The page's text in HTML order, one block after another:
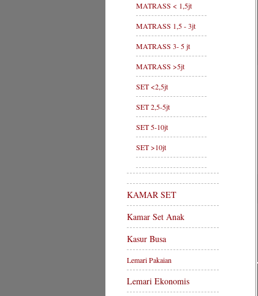
MATRASS < 1,5jt
MATRASS 1,5 - 3jt
MATRASS 3- 5 jt
MATRASS >5jt
SET <2,5jt
SET 2,5-5jt
SET 5-10jt
SET >10jt
KAMAR SET
Kamar Set Anak
Kasur Busa
Lemari Pakaian
Lemari Ekonomis